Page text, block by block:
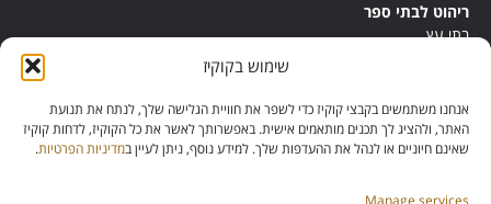
שימוש בקוקיז
אנחנו משתמשים בקבצי קוקיז כדי לשפר את חוויית הגלישה שלך, לנתח את תנועת
האתר, ולהציג לך תכנים מותאמים אישית. באפשרותך לאשר את כל הקוקיז, לדחות קוקיז
שאינם חיוניים או לנהל את ההעדפות שלך. למידע נוסף, ניתן לעיין במדיניות הפרטיות.
Manage services
ריהוט לבתי ספר
בתי עץ
ריהוט מונטסורי
ריהוט אנתרופוסופי